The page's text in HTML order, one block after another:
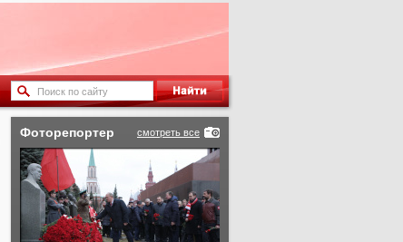
смотреть все
Фоторепортер